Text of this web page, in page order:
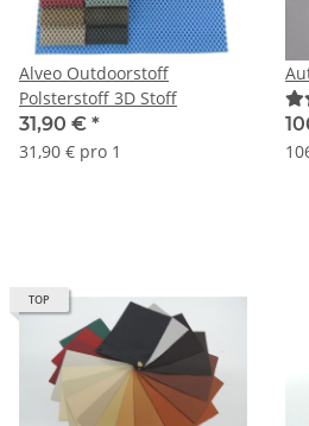
Alveo Outdoorstoff
Polsterstoff 3D Stoff
31,90 € *
31,90 € pro 1
TOP